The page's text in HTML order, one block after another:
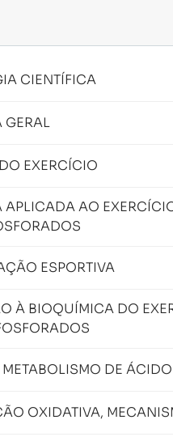
CIENTÍFICA
EXERCÍCIO
AO
ESPORTIVA
À BIOQUÍMICA DO
DE
OXIDATIVA,